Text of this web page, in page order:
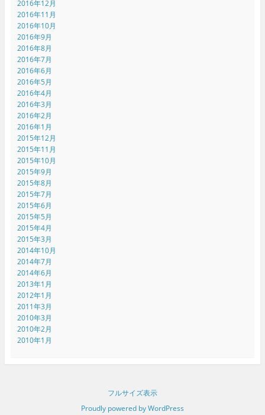
2016年12月
2016年11月
2016年10月
2016年9月
2016年8月
2016年7月
2016年6月
2016年5月
2016年4月
2016年3月
2016年2月
2016年1月
2015年12月
2015年11月
2015年10月
2015年9月
2015年8月
2015年7月
2015年6月
2015年5月
2015年4月
2015年3月
2014年10月
2014年7月
2014年6月
2013年1月
2012年1月
2011年3月
2010年3月
2010年2月
2010年1月
フルサイズ表示
Proudly powered by WordPress